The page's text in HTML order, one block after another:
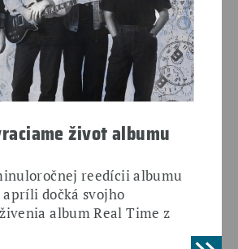
život albumu
reedícii albumu
apríli dočká svojho
album Real Time z